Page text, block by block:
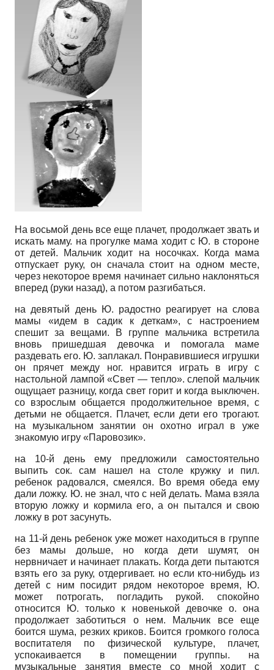
На восьмой день все еще плачет, продолжает звать и
искать маму. на прогулке мама ходит с Ю. в стороне
от детей. Мальчик ходит на носочках. Когда мама
отпускает руку, он сначала стоит на одном месте,
через некоторое время начинает сильно наклоняться
вперед (руки назад), а потом разгибаться.
на девятый день Ю. радостно реагирует на слова
мамы «идем в садик к деткам», с настроением
спешит за вещами. В группе мальчика встретила
вновь пришедшая девочка и помогала маме
раздевать его. Ю. заплакал. Понравившиеся игрушки
он прячет между ног. нравится играть в игру с
настольной лампой «Свет — тепло». слепой мальчик
ощущает разницу, когда свет горит и когда выключен.
со взрослым общается продолжительное время, с
детьми не общается. Плачет, если дети его трогают.
на музыкальном занятии он охотно играл в уже
знакомую игру «Паровозик».
на 10-й день ему предложили самостоятельно
выпить сок. сам нашел на столе кружку и пил.
ребенок радовался, смеялся. Во время обеда ему
дали ложку. Ю. не знал, что с ней делать. Мама взяла
вторую ложку и кормила его, а он пытался и свою
ложку в рот засунуть.
на 11-й день ребенок уже может находиться в группе
без мамы дольше, но когда дети шумят, он
нервничает и начинает плакать. Когда дети пытаются
взять его за руку, отдергивает. но если кто-нибудь из
детей с ним посидит рядом некоторое время, Ю.
может потрогать, погладить рукой. спокойно
относится Ю. только к новенькой девочке о. она
продолжает заботиться о нем. Мальчик все еще
боится шума, резких криков. Боится громкого голоса
воспитателя по физической культуре, плачет,
успокаивается в помещении группы. на
музыкальные занятия вместе со мной ходит с